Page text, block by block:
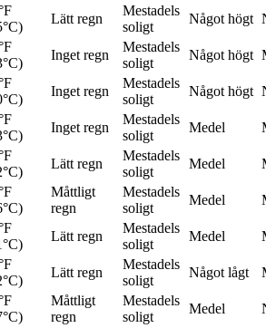
Lätt regn
Mestadels
soligt
Något högt
Inget regn
Mestadels
soligt
Något högt
Inget regn
Mestadels
soligt
Något högt
Inget regn
Mestadels
soligt
Medel
Lätt regn
Mestadels
soligt
Medel
Måttligt
regn
Mestadels
soligt
Medel
Lätt regn
Mestadels
soligt
Medel
Lätt regn
Mestadels
soligt
Något lågt
Måttligt
regn
Mestadels
soligt
Medel